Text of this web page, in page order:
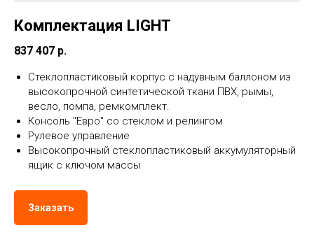
Комплектация LIGHT
837 407 р.
Стеклопластиковый корпус с надувным баллоном из
высокопрочной синтетической ткани ПВХ, рымы,
весло, помпа, ремкомплект.
Консоль "Евро" со стеклом и релингом
Рулевое управление
Высокопрочный стеклопластиковый аккумуляторный
ящик с ключом массы
Заказать